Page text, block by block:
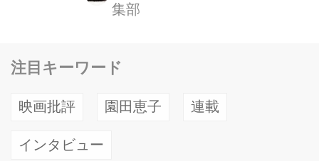
ト『コンフィデンシャル/共助』の公開
す。 この度、解禁となる本予告映像で
なる緊迫の北朝鮮での冒頭シーンから
のヒョンビンが裏切り者の上司役で、
集部
注目キーワード
映画批評 園田恵子 連載
インタビュー